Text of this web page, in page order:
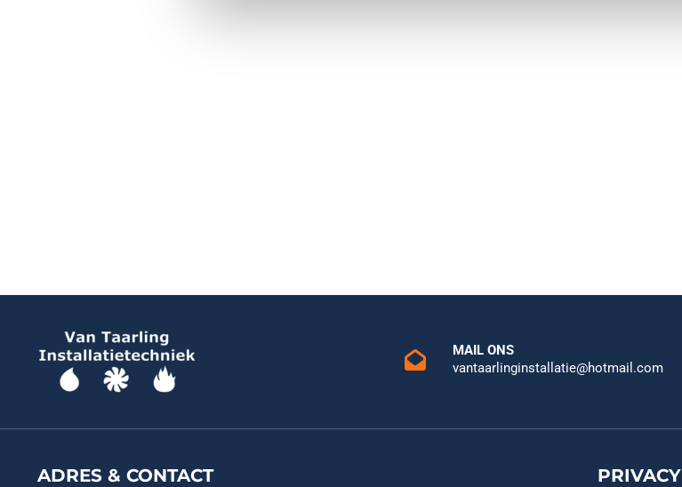
MAIL ONS
vantaarlinginstallatie@hotmail.com
ADRES & CONTACT PRIVACY